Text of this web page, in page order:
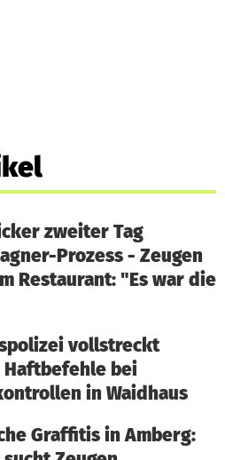
zweiter Tag
Prozess - Zeugen
Restaurant: "Es war die
vollstreckt
Haftbefehle bei
in Waidhaus
Graffitis in Amberg: